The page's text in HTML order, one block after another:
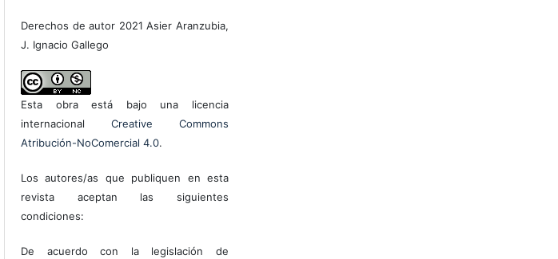
Derechos de autor 2021 Asier Aranzubia,
J. Ignacio Gallego
Esta obra está bajo una licencia
internacional Creative Commons
Atribución-NoComercial 4.0.
Los autores/as que publiquen en esta
revista aceptan las siguientes
condiciones:
De acuerdo con la legislación de